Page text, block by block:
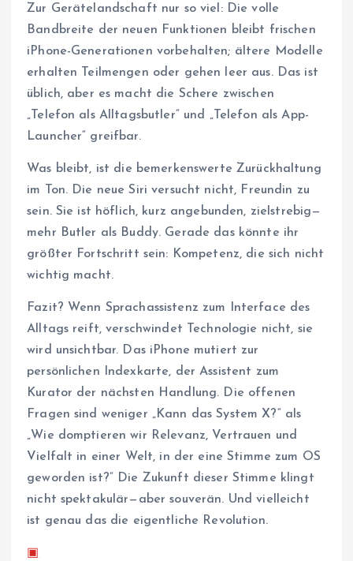
Zur Gerätelandschaft nur so viel: Die volle
Bandbreite der neuen Funktionen bleibt frischen
iPhone-Generationen vorbehalten; ältere Modelle
erhalten Teilmengen oder gehen leer aus. Das ist
üblich, aber es macht die Schere zwischen
„Telefon als Alltagsbutler“ und „Telefon als App-
Launcher“ greifbar.
Was bleibt, ist die bemerkenswerte Zurückhaltung
im Ton. Die neue Siri versucht nicht, Freundin zu
sein. Sie ist höflich, kurz angebunden, zielstrebig—
mehr Butler als Buddy. Gerade das könnte ihr
größter Fortschritt sein: Kompetenz, die sich nicht
wichtig macht.
Fazit? Wenn Sprachassistenz zum Interface des
Alltags reift, verschwindet Technologie nicht, sie
wird unsichtbar. Das iPhone mutiert zur
persönlichen Indexkarte, der Assistent zum
Kurator der nächsten Handlung. Die offenen
Fragen sind weniger „Kann das System X?“ als
„Wie domptieren wir Relevanz, Vertrauen und
Vielfalt in einer Welt, in der eine Stimme zum OS
geworden ist?“ Die Zukunft dieser Stimme klingt
nicht spektakulär—aber souverän. Und vielleicht
ist genau das die eigentliche Revolution.
▣